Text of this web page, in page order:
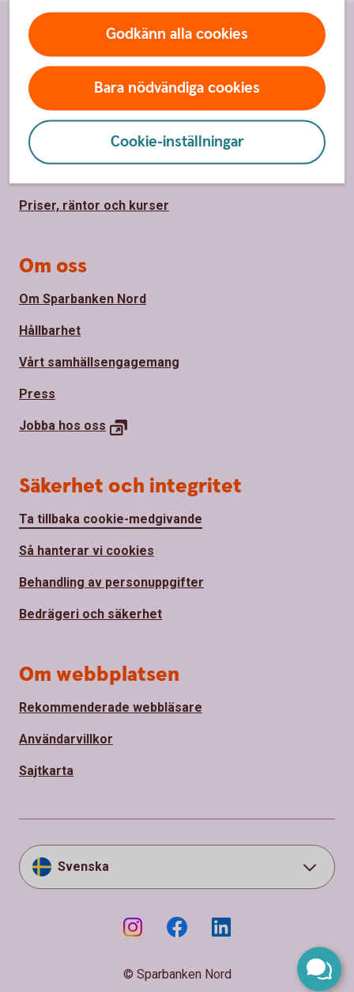
Godkänn alla cookies
Bara nödvändiga cookies
Cookie-inställningar
Sidfot
Hitta snabbt
Kundservice
Spärrhjälp
Hitta bankkontor
Priser, räntor och kurser
Om oss
Om Sparbanken Nord
Hållbarhet
Vårt samhällsengagemang
Press
Jobba hos oss
Säkerhet och integritet
Ta tillbaka cookie-medgivande
Så hanterar vi cookies
Behandling av personuppgifter
Bedrägeri och säkerhet
Om webbplatsen
Rekommenderade webbläsare
Användarvillkor
Sajtkarta
Svenska
© Sparbanken Nord